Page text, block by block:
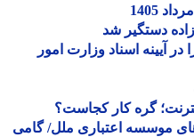
شد
اسناد وزارت امور
گره کار کجاست؟
موسسه اعتباری ملل/ گامی